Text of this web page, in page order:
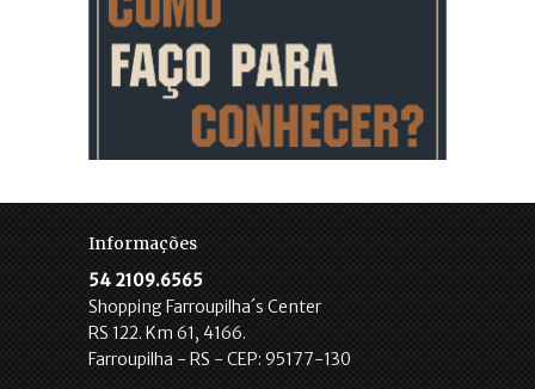
Informações
54 2109.6565
Shopping Farroupilha´s Center
RS 122. Km 61, 4166.
Farroupilha - RS - CEP: 95177-130